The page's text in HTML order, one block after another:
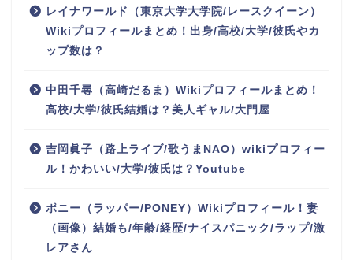
レイナワールド（東京大学大学院/レースクイーン）
Wikiプロフィールまとめ！出身/高校/大学/彼氏やカ
ップ数は？
中田千尋（高崎だるま）Wikiプロフィールまとめ！
高校/大学/彼氏結婚は？美人ギャル/大門屋
吉岡眞子（路上ライブ/歌うまNAO）wikiプロフィー
ル！かわいい/大学/彼氏は？Youtube
ポニー（ラッパー/PONEY）Wikiプロフィール！妻
（画像）結婚も/年齢/経歴/ナイスパニック/ラップ/激
レアさん